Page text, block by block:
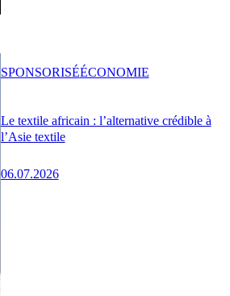
Le textile africain : l’alternative crédible à
l’Asie textile
06.07.2026
SPONSORISÉÉCONOMIE